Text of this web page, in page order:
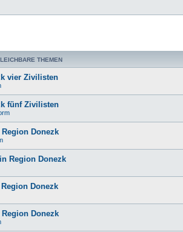
THEMEN
vier Zivilisten
fünf Zivilisten
Donezk
Region Donezk
Donezk
Donezk